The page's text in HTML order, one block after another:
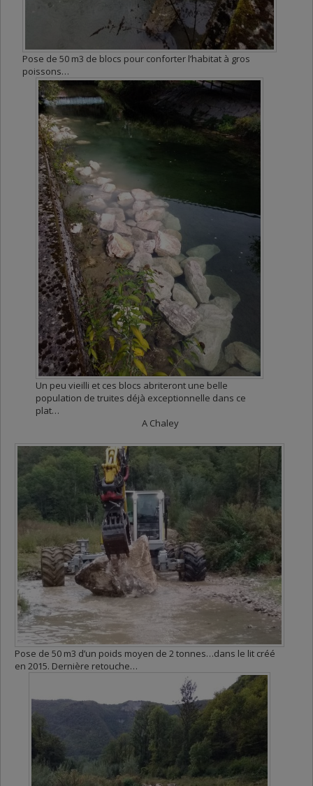
Pose de 50 m3 de blocs pour conforter l’habitat à gros
poissons…
Un peu vieilli et ces blocs abriteront une belle
population de truites déjà exceptionnelle dans ce
plat…
A Chaley
Pose de 50 m3 d’un poids moyen de 2 tonnes…dans le lit créé
en 2015. Dernière retouche…